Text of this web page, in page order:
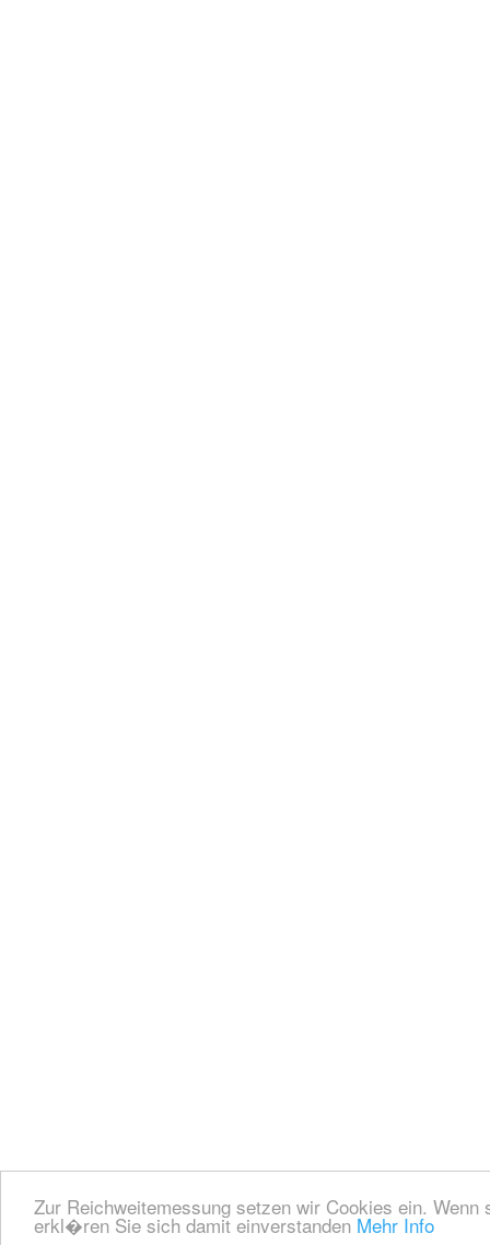
Zur Reichweitemessung setzen wir Cookies ein.
erkl�ren Sie sich damit einverstanden Mehr Info